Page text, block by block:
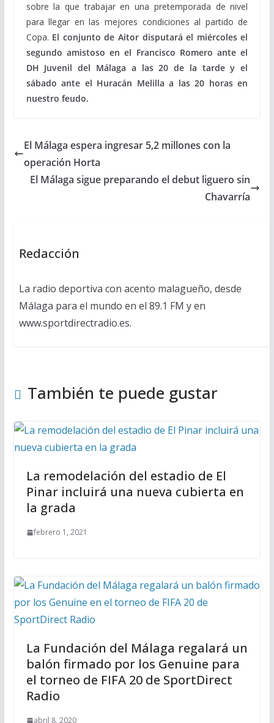
sobre la que trabajar en una pretemporada de nivel
para llegar en las mejores condiciones al partido de
Copa. El conjunto de Aitor disputará el miércoles el
segundo amistoso en el Francisco Romero ante el
DH Juvenil del Málaga a las 20 de la tarde y el
sábado ante el Huracán Melilla a las 20 horas en
nuestro feudo.
El Málaga espera ingresar 5,2 millones con la
operación Horta
El Málaga sigue preparando el debut liguero sin
Chavarría
Redacción
La radio deportiva con acento malagueño, desde
Málaga para el mundo en el 89.1 FM y en
www.sportdirectradio.es.
También te puede gustar
La remodelación del estadio de El
Pinar incluirá una nueva cubierta en
la grada
febrero 1, 2021
La Fundación del Málaga regalará un
balón firmado por los Genuine para
el torneo de FIFA 20 de SportDirect
Radio
abril 8, 2020